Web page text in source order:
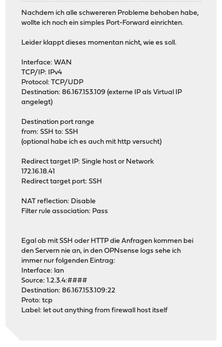
Nachdem ich alle schwereren Probleme behoben habe,
wollte ich noch ein simples Port-Forward einrichten.
Leider klappt dieses momentan nicht, wie es soll.
Interface: WAN
TCP/IP: IPv4
Protocol: TCP/UDP
Destination: 86.167.153.109 (externe IP als Virtual IP
angelegt)
Destination port range
from: SSH to: SSH
(optional habe ich es auch mit http versucht)
Redirect target IP: Single host or Network
172.16.18.41
Redirect target port: SSH
NAT reflection: Disable
Filter rule association: Pass
Egal ob mit SSH oder HTTP die Anfragen kommen bei
den Servern nie an, in den OPNsense logs sehe ich
immer nur folgenden Eintrag:
Interface: lan
Source: 1.2.3.4:####
Destination: 86.167.153.109:22
Proto: tcp
Label: let out anything from firewall host itself